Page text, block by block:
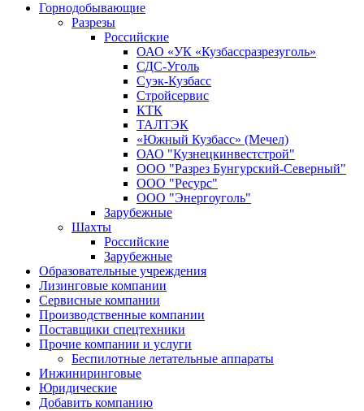
Горнодобывающие
Разрезы
Российские
ОАО «УК «Кузбассразрезуголь»
СДС-Уголь
Суэк-Кузбасс
Стройсервис
КТК
ТАЛТЭК
«Южный Кузбасс» (Мечел)
ОАО "Кузнецкинвестстрой"
ООО "Разрез Бунгурский-Северный"
ООО "Ресурс"
ООО "Энергоуголь"
Зарубежные
Шахты
Российские
Зарубежные
Образовательные учреждения
Лизинговые компании
Сервисные компании
Производственные компании
Поставщики спецтехники
Прочие компании и услуги
Беспилотные летательные аппараты
Инжиниринговые
Юридические
Добавить компанию